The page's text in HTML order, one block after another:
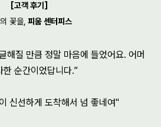
[고객 후기]
꽃을, 피움 센터피스
해질 만큼 정말 마음에 들었어요. 어머
순간이었답니다.”
신선하게 도착해서 넘 좋네여"